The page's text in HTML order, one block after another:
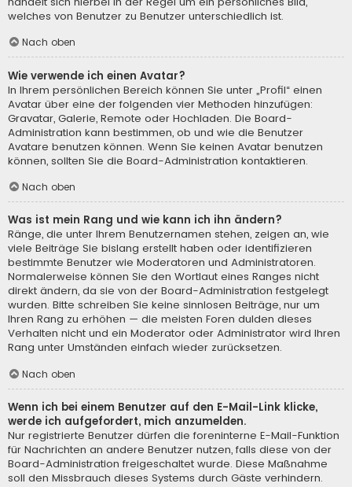
welches von Benutzer zu Benutzer unterschiedlich ist.
Nach oben
Wie verwende ich einen Avatar?
In Ihrem persönlichen Bereich können Sie unter „Profil“ einen
Avatar über eine der folgenden vier Methoden hinzufügen:
Gravatar, Galerie, Remote oder Hochladen. Die Board-
Administration kann bestimmen, ob und wie die Benutzer
Avatare benutzen können. Wenn Sie keinen Avatar benutzen
können, sollten Sie die Board-Administration kontaktieren.
Nach oben
Was ist mein Rang und wie kann ich ihn ändern?
Ränge, die unter Ihrem Benutzernamen stehen, zeigen an, wie
viele Beiträge Sie bislang erstellt haben oder identifizieren
bestimmte Benutzer wie Moderatoren und Administratoren.
Normalerweise können Sie den Wortlaut eines Ranges nicht
direkt ändern, da sie von der Board-Administration festgelegt
wurden. Bitte schreiben Sie keine sinnlosen Beiträge, nur um
Ihren Rang zu erhöhen — die meisten Foren dulden dieses
Verhalten nicht und ein Moderator oder Administrator wird Ihren
Rang unter Umständen einfach wieder zurücksetzen.
Nach oben
Wenn ich bei einem Benutzer auf den E-Mail-Link klicke,
werde ich aufgefordert, mich anzumelden.
Nur registrierte Benutzer dürfen die foreninterne E-Mail-Funktion
für Nachrichten an andere Benutzer nutzen, falls diese von der
Board-Administration freigeschaltet wurde. Diese Maßnahme
soll den Missbrauch dieses Systems durch Gäste verhindern.